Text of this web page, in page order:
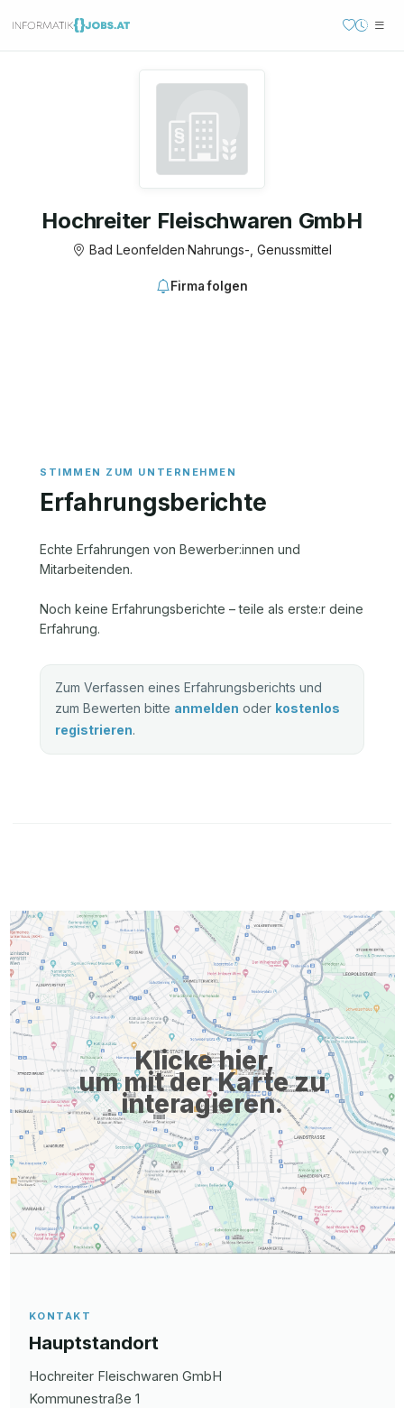
Hochreiter Fleischwaren GmbH
Bad Leonfelden·Nahrungs-, Genussmittel
Firma folgen
Erfahrungsberichte
Echte Erfahrungen von Bewerber:innen und
Mitarbeitenden.
Noch keine Erfahrungsberichte – teile als erste:r deine
Erfahrung.
Zum Verfassen eines Erfahrungsberichts und
zum Bewerten bitte anmelden oder kostenlos
registrieren.
Klicke hier,
um mit der Karte zu
interagieren.
KONTAKT
Hauptstandort
Hochreiter Fleischwaren GmbH
Kommunestraße 1